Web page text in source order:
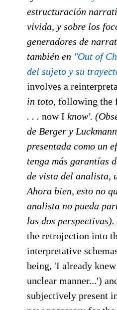
estructuración
vivida, y sobre los
generadores de
también en "Out of
del sujeto y su
involves a
in toto, following the
. . . now I know'.
de Berger y
presentada como un
tenga más garantías
de vista del analista,
Ahora bien, esto no
analista no pueda
las dos perspectivas).
the retrojection into
interpretative
being, 'I already
unclear manner...')
subjectively present